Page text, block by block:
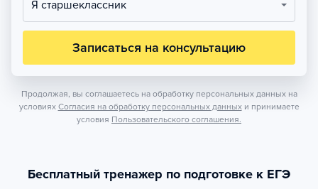
Я старшеклассник
Записаться на консультацию
Продолжая, вы соглашаетесь на обработку персональных данных на
условиях Согласия на обработку персональных данных и принимаете
условия Пользовательского соглашения.
Бесплатный тренажер по подготовке к ЕГЭ